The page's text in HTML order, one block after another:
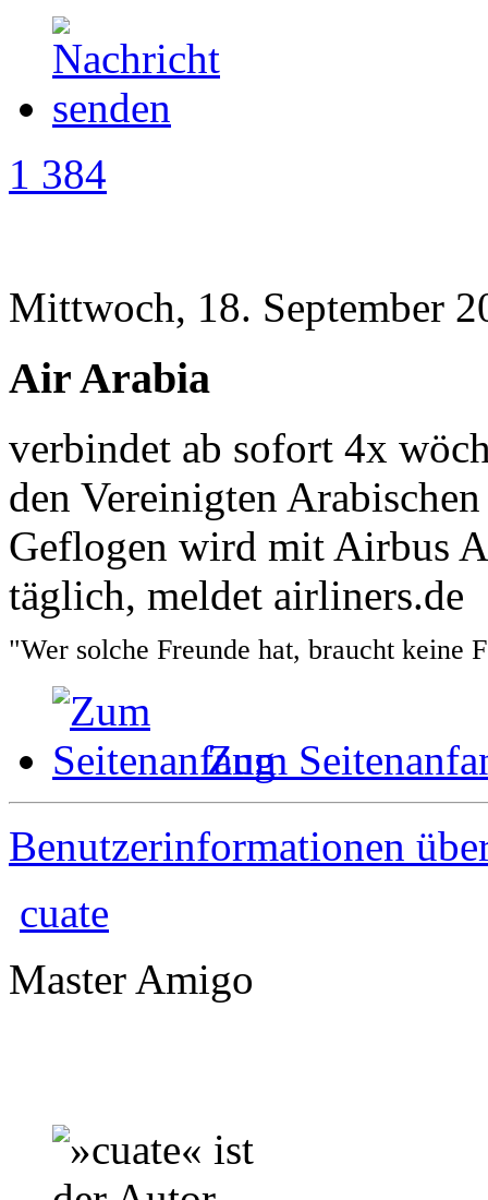
1 384
Mittwoch, 18. September
Air Arabia
verbindet ab sofort 4x
den Vereinigten
Geflogen wird mit Airbus
täglich, meldet airliners.de
"Wer solche Freunde hat, braucht keine
Zum
Benutzerinformationen
cuate
Master Amigo